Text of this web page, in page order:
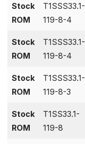
Stock
ROM
T1SSS33.1-
119-8-4
Stock
ROM
T1SSS33.1-
119-8-4
Stock
ROM
T1SSS33.1-
119-8-3
Stock
ROM
T1SS33.1-
119-8